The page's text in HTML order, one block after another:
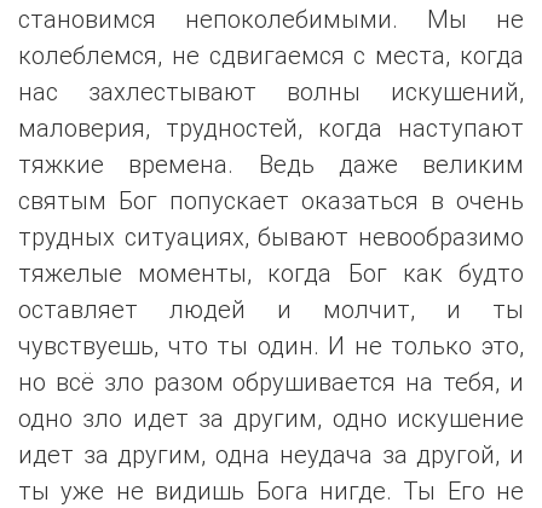
становимся непоколебимыми. Мы не
колеблемся, не сдвигаемся с места, когда
нас захлестывают волны искушений,
маловерия, трудностей, когда наступают
тяжкие времена. Ведь даже великим
святым Бог попускает оказаться в очень
трудных ситуациях, бывают невообразимо
тяжелые моменты, когда Бог как будто
оставляет людей и молчит, и ты
чувствуешь, что ты один. И не только это,
но всё зло разом обрушивается на тебя, и
одно зло идет за другим, одно искушение
идет за другим, одна неудача за другой, и
ты уже не видишь Бога нигде. Ты Его не